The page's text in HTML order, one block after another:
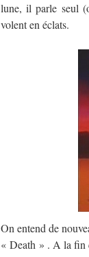
lune, il parle seul
volent en éclats.
On entend de
« Death » . A la fin